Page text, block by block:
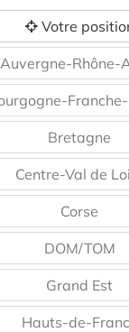
Votre
Auvergne-Rhône-
Bretagne
Centre-Val de
Corse
DOM/TOM
Grand Est
Hauts-de-